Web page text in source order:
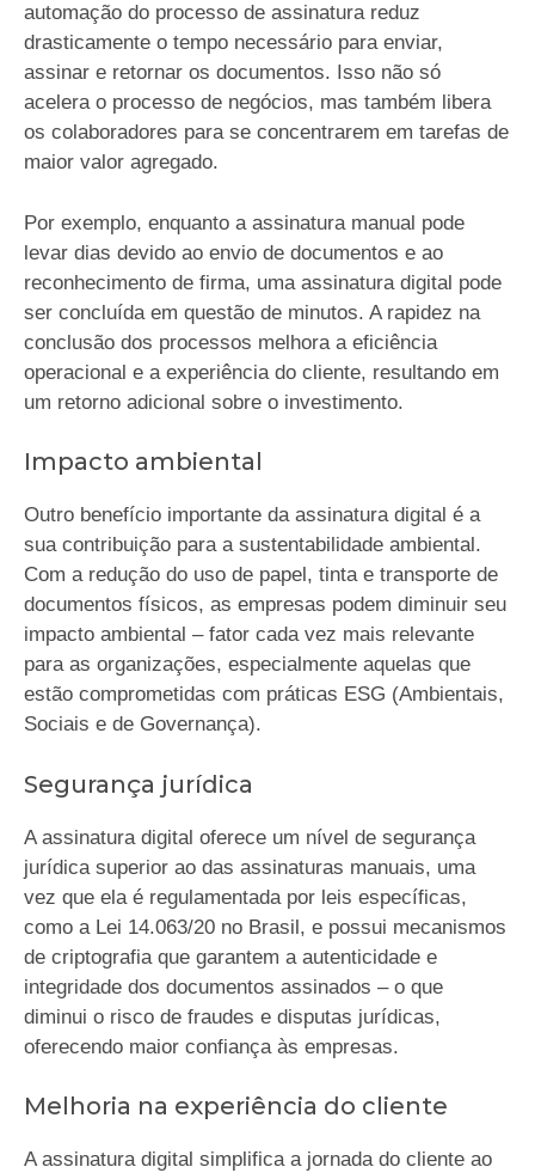
automação do processo de assinatura reduz
drasticamente o tempo necessário para enviar,
assinar e retornar os documentos. Isso não só
acelera o processo de negócios, mas também libera
os colaboradores para se concentrarem em tarefas de
maior valor agregado.
Por exemplo, enquanto a assinatura manual pode
levar dias devido ao envio de documentos e ao
reconhecimento de firma, uma assinatura digital pode
ser concluída em questão de minutos. A rapidez na
conclusão dos processos melhora a eficiência
operacional e a experiência do cliente, resultando em
um retorno adicional sobre o investimento.
Impacto ambiental
Outro benefício importante da assinatura digital é a
sua contribuição para a sustentabilidade ambiental.
Com a redução do uso de papel, tinta e transporte de
documentos físicos, as empresas podem diminuir seu
impacto ambiental – fator cada vez mais relevante
para as organizações, especialmente aquelas que
estão comprometidas com práticas ESG (Ambientais,
Sociais e de Governança).
Segurança jurídica
A assinatura digital oferece um nível de segurança
jurídica superior ao das assinaturas manuais, uma
vez que ela é regulamentada por leis específicas,
como a Lei 14.063/20 no Brasil, e possui mecanismos
de criptografia que garantem a autenticidade e
integridade dos documentos assinados – o que
diminui o risco de fraudes e disputas jurídicas,
oferecendo maior confiança às empresas.
Melhoria na experiência do cliente
A assinatura digital simplifica a jornada do cliente ao